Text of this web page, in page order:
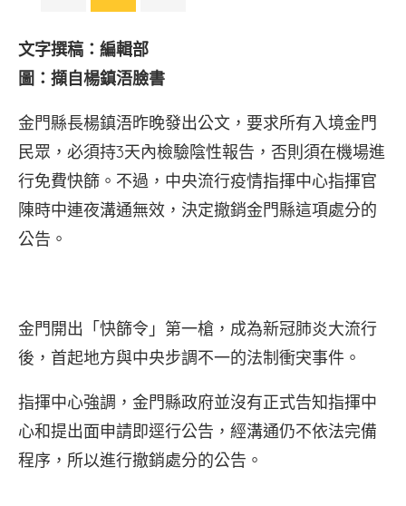
文字撰稿：編輯部
圖：擷自楊鎮浯臉書
金門縣長楊鎮浯昨晚發出公文，要求所有入境金門
民眾，必須持3天內檢驗陰性報告，否則須在機場進
行免費快篩。不過，中央流行疫情指揮中心指揮官
陳時中連夜溝通無效，決定撤銷金門縣這項處分的
公告。
金門開出「快篩令」第一槍，成為新冠肺炎大流行
後，首起地方與中央步調不一的法制衝宊事件。
指揮中心強調，金門縣政府並沒有正式告知指揮中
心和提出面申請即逕行公告，經溝通仍不依法完備
程序，所以進行撤銷處分的公告。